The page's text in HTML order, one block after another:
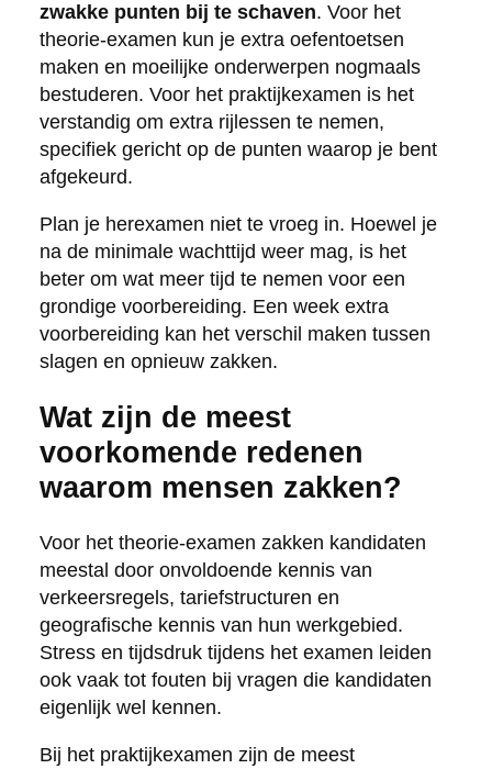
zwakke punten bij te schaven. Voor het
theorie-examen kun je extra oefentoetsen
maken en moeilijke onderwerpen nogmaals
bestuderen. Voor het praktijkexamen is het
verstandig om extra rijlessen te nemen,
specifiek gericht op de punten waarop je bent
afgekeurd.
Plan je herexamen niet te vroeg in. Hoewel je
na de minimale wachttijd weer mag, is het
beter om wat meer tijd te nemen voor een
grondige voorbereiding. Een week extra
voorbereiding kan het verschil maken tussen
slagen en opnieuw zakken.
Wat zijn de meest
voorkomende redenen
waarom mensen zakken?
Voor het theorie-examen zakken kandidaten
meestal door onvoldoende kennis van
verkeersregels, tariefstructuren en
geografische kennis van hun werkgebied.
Stress en tijdsdruk tijdens het examen leiden
ook vaak tot fouten bij vragen die kandidaten
eigenlijk wel kennen.
Bij het praktijkexamen zijn de meest